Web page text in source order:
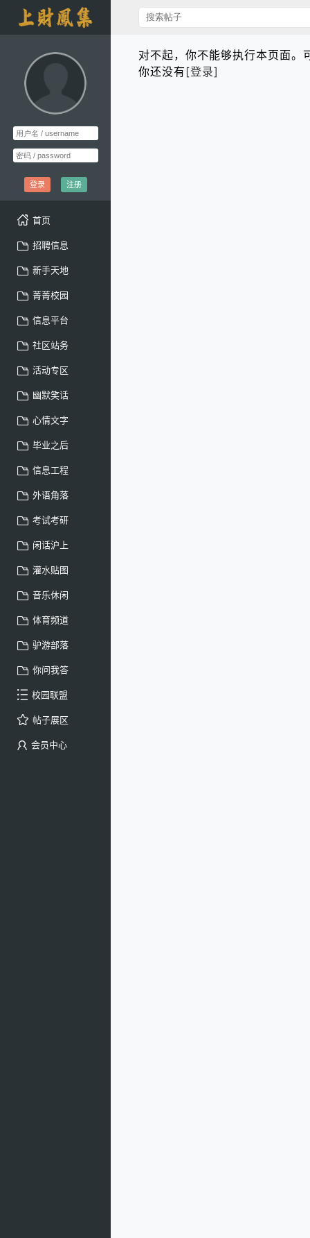
登录 注册
首页
招聘信息
新手天地
菁菁校园
信息平台
社区站务
活动专区
幽默笑话
心情文字
毕业之后
信息工程
外语角落
考试考研
闲话沪上
灌水贴图
音乐休闲
体育频道
驴游部落
你问我答
校园联盟
帖子展区
会员中心
对不起，你不能够执行本页面。
你还没有 [登录]